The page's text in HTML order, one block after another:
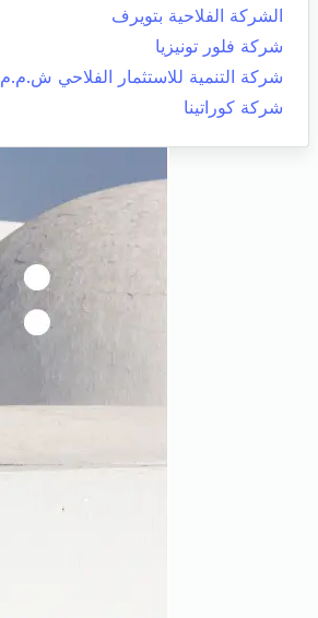
الشركة الفلاحية بتويرف
شركة فلور تونيزيا
شركة التنمية للاستثمار الفلاحي ش.م.م
شركة كوراتينا